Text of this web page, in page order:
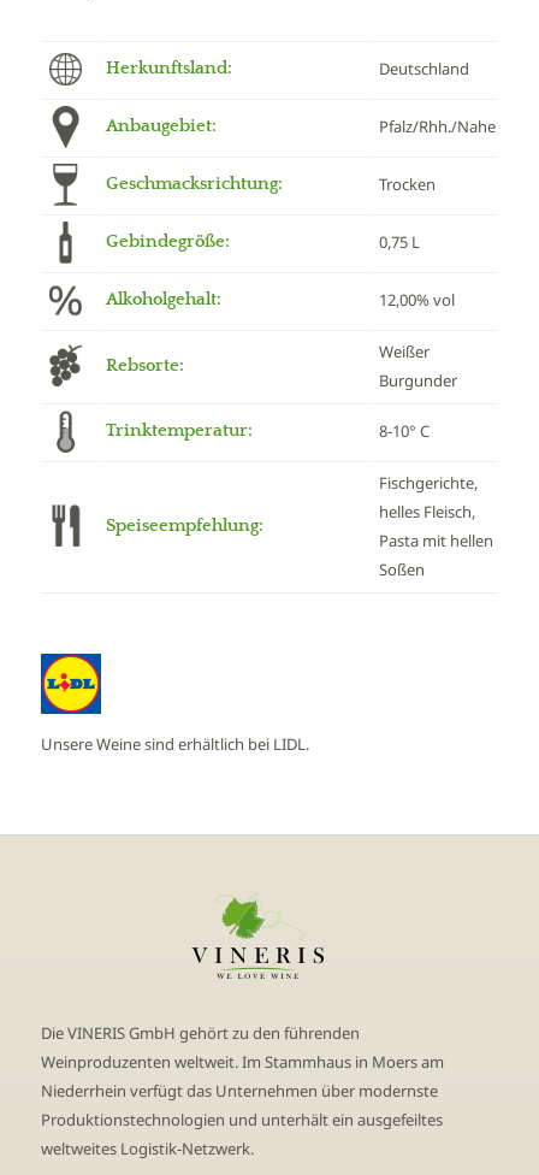
Herkunftsland: Deutschland
Anbaugebiet: Pfalz/Rhh./Nahe
Geschmacksrichtung: Trocken
Gebindegröße: 0,75 L
Alkoholgehalt: 12,00% vol
Rebsorte:
Weißer
Burgunder
Trinktemperatur: 8-10° C
Speiseempfehlung:
Fischgerichte,
helles Fleisch,
Pasta mit hellen
Soßen
Unsere Weine sind erhältlich bei LIDL.
Die VINERIS GmbH gehört zu den führenden
Weinproduzenten weltweit. Im Stammhaus in Moers am
Niederrhein verfügt das Unternehmen über modernste
Produktionstechnologien und unterhält ein ausgefeiltes
weltweites Logistik-Netzwerk.